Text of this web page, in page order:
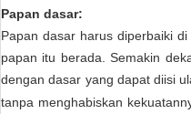
Papan dasar:
Papan dasar harus diperbaiki
papan itu berada. Semakin
dengan dasar yang dapat diisi
tanpa menghabiskan